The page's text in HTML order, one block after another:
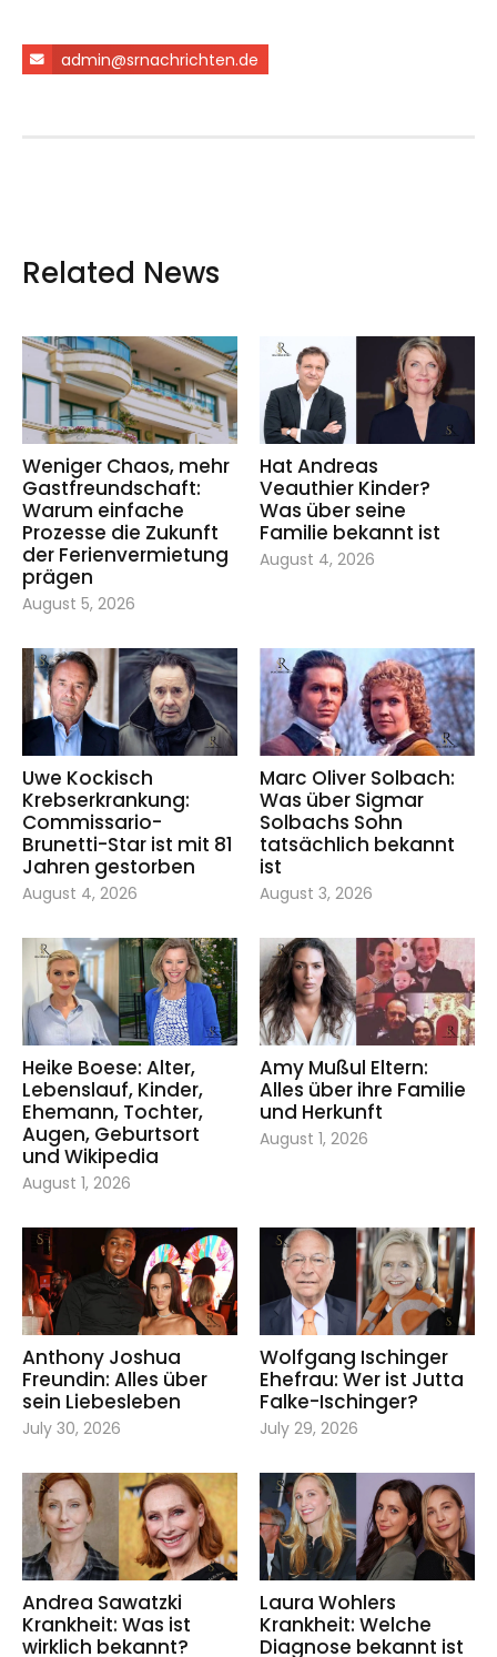
admin@srnachrichten.de
Related News
Weniger Chaos, mehr
Gastfreundschaft:
Warum einfache
Prozesse die Zukunft
der Ferienvermietung
prägen
August 5, 2026
Hat Andreas
Veauthier Kinder?
Was über seine
Familie bekannt ist
August 4, 2026
Uwe Kockisch
Krebserkrankung:
Commissario-
Brunetti-Star ist mit 81
Jahren gestorben
August 4, 2026
Marc Oliver Solbach:
Was über Sigmar
Solbachs Sohn
tatsächlich bekannt
ist
August 3, 2026
Heike Boese: Alter,
Lebenslauf, Kinder,
Ehemann, Tochter,
Augen, Geburtsort
und Wikipedia
August 1, 2026
Amy Mußul Eltern:
Alles über ihre Familie
und Herkunft
August 1, 2026
Anthony Joshua
Freundin: Alles über
sein Liebesleben
July 30, 2026
Wolfgang Ischinger
Ehefrau: Wer ist Jutta
Falke-Ischinger?
July 29, 2026
Andrea Sawatzki
Krankheit: Was ist
wirklich bekannt?
Laura Wohlers
Krankheit: Welche
Diagnose bekannt ist